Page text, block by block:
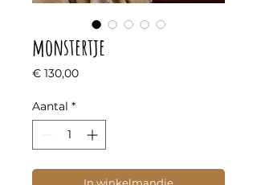
monstertje
€ 130,00Prijs
Aantal *